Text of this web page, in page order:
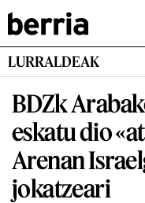
LURRALDEAK
BDZk
eskatu dio
Arenan
jokatzeari